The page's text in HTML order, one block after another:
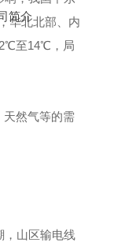
简介
华北北部、内
至14℃，局
天然气等的需
，山区输电线